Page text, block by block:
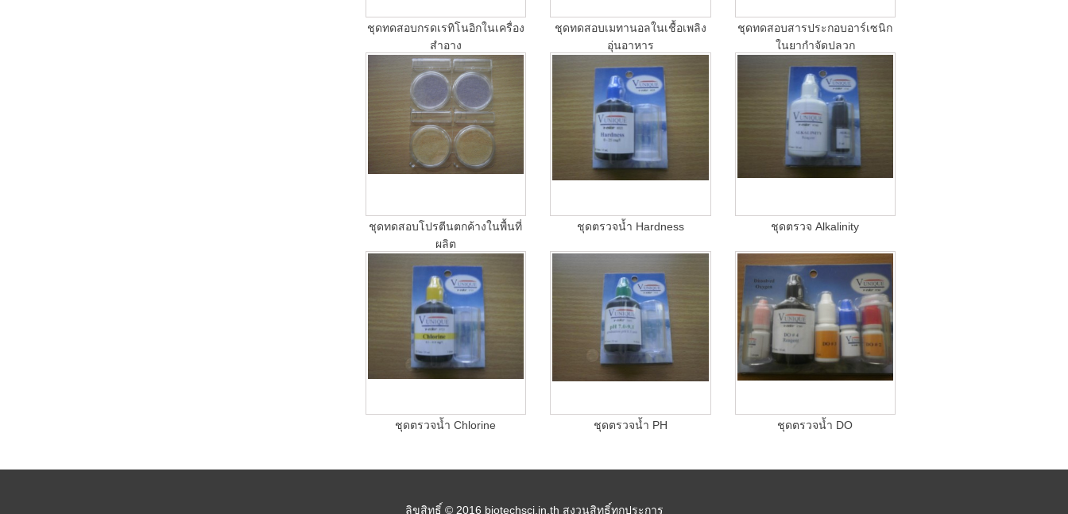
ชุดทดสอบกรดเรทิโนอิกในเครื่อง
สำอาง
ชุดทดสอบเมทานอลในเชื้อเพลิง
อุ่นอาหาร
ชุดทดสอบสารประกอบอาร์เซนิก
ในยากำจัดปลวก
ชุดทดสอบโปรตีนตกค้างในพื้นที่
ผลิต
ชุดตรวจน้ำ Hardness ชุดตรวจ Alkalinity
ชุดตรวจน้ำ Chlorine ชุดตรวจน้ำ PH ชุดตรวจน้ำ DO
ลิขสิทธิ์ © 2016 biotechsci.in.th สงวนสิทธิ์ทุกประการ